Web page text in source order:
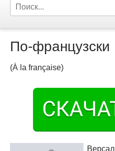
По-французски
(À la française)